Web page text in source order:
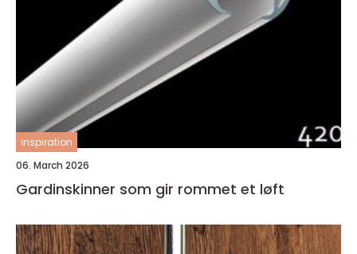
inspiration
06. March 2026
Gardinskinner som gir rommet et løft